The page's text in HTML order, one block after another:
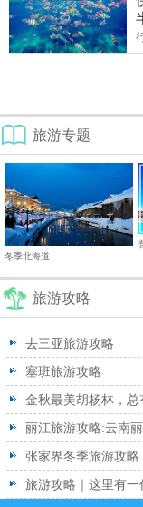
旅游专题
冬季北海道
旅游攻略
去三亚旅游攻略
塞班旅游攻略
金秋最美胡杨林，
丽江旅游攻略:云南
张家界冬季旅游攻略
旅游攻略｜这里有一